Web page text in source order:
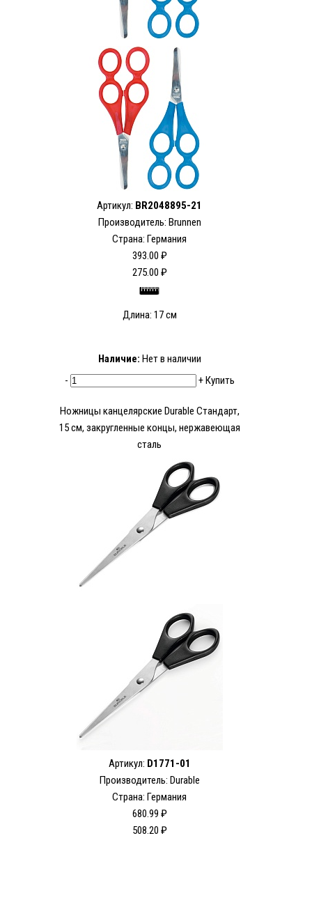
Артикул: BR2048895-21
Производитель: Brunnen
Страна: Германия
393.00 ₽
275.00 ₽
Длина: 17 см
Наличие: Нет в наличии
-
+Купить
Ножницы канцелярские Durable Стандарт,
15 см, закругленные концы, нержавеющая
сталь
Артикул: D1771-01
Производитель: Durable
Страна: Германия
680.99 ₽
508.20 ₽